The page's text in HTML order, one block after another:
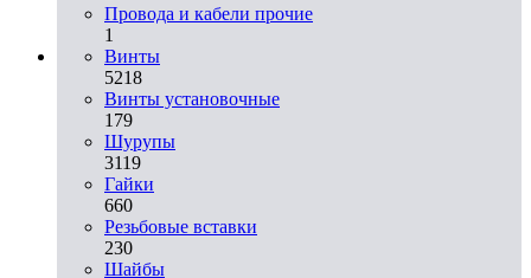
Провода и кабели прочие
1
Винты
5218
Винты установочные
179
Шурупы
3119
Гайки
660
Резьбовые вставки
230
Шайбы